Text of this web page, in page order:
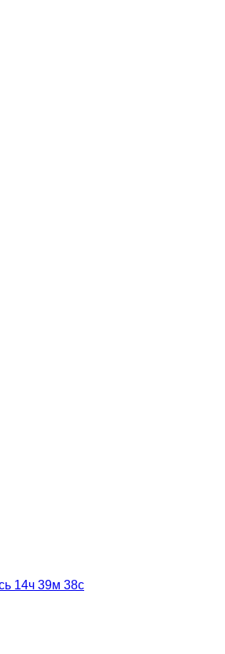
14ч 39м 38с